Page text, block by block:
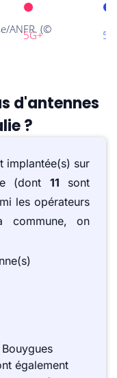
d'antennes
?
implantée(s) sur
(dont 11 sont
les opérateurs
commune, on
également